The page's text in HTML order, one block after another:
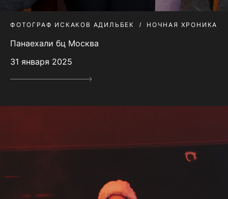
ФОТОГРАФ ИСКАКОВ АДИЛЬБЕК НОЧНАЯ ХРОНИКА
Панаехали бц Москва
31 января 2025